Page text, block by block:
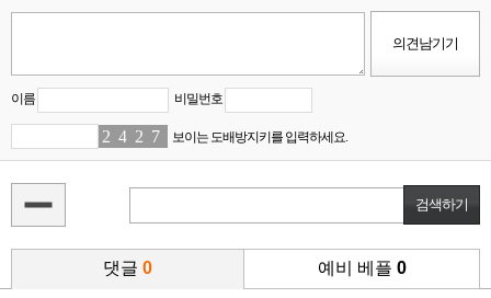
이름 비밀번호
2 4 2 74 보이는 도배방지키를 입력하세요.
댓글 0 예비 베플 0